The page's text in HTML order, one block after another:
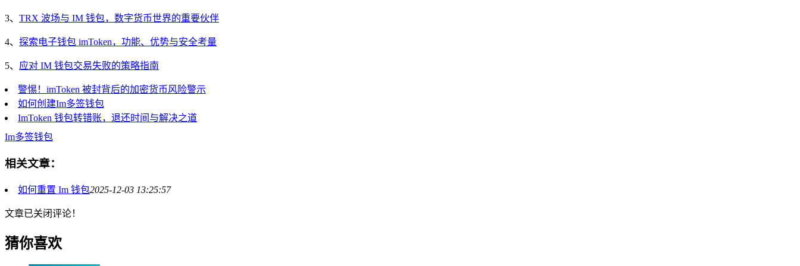
3、 TRX 波场与 IM 钱包，数字货币世界的重要伙伴
4、 探索电子钱包 imToken，功能、优势与安全考量
5、 应对 IM 钱包交易失败的策略指南
警惕！imToken 被封背后的加密货币风险警示
如何创建Im多签钱包
ImToken 钱包转错账，退还时间与解决之道
Im多签钱包
相关文章：
如何重置 Im 钱包2025-12-03 13:25:57
文章已关闭评论！
猜你喜欢